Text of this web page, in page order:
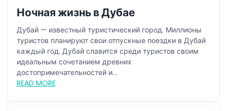
Ночная жизнь в Дубае
Дубай — известный туристический город. Миллионы
туристов планируют свои отпускные поездки в Дубай
каждый год. Дубай славится среди туристов своим
идеальным сочетанием древних
достопримечательностей и...
READ MORE